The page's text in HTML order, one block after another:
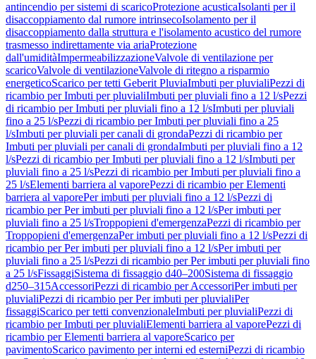
antincendio per sistemi di scaricoProtezione acusticaIsolanti per il
disaccoppiamento dal rumore intrinsecoIsolamento per il
disaccoppiamento dalla struttura e l'isolamento acustico del rumore
trasmesso indirettamente via ariaProtezione
dall'umiditàImpermeabilizzazioneValvole di ventilazione per
scaricoValvole di ventilazioneValvole di ritegno a risparmio
energeticoScarico per tetti Geberit PluviaImbuti per pluvialiPezzi di
ricambio per Imbuti per pluvialiImbuti per pluviali fino a 12 l/sPezzi
di ricambio per Imbuti per pluviali fino a 12 l/sImbuti per pluviali
fino a 25 l/sPezzi di ricambio per Imbuti per pluviali fino a 25
l/sImbuti per pluviali per canali di grondaPezzi di ricambio per
Imbuti per pluviali per canali di grondaImbuti per pluviali fino a 12
l/sPezzi di ricambio per Imbuti per pluviali fino a 12 l/sImbuti per
pluviali fino a 25 l/sPezzi di ricambio per Imbuti per pluviali fino a
25 l/sElementi barriera al vaporePezzi di ricambio per Elementi
barriera al vaporePer imbuti per pluviali fino a 12 l/sPezzi di
ricambio per Per imbuti per pluviali fino a 12 l/sPer imbuti per
pluviali fino a 25 l/sTroppopieni d'emergenzaPezzi di ricambio per
Troppopieni d'emergenzaPer imbuti per pluviali fino a 12 l/sPezzi di
ricambio per Per imbuti per pluviali fino a 12 l/sPer imbuti per
pluviali fino a 25 l/sPezzi di ricambio per Per imbuti per pluviali fino
a 25 l/sFissaggiSistema di fissaggio d40–200Sistema di fissaggio
d250–315AccessoriPezzi di ricambio per AccessoriPer imbuti per
pluvialiPezzi di ricambio per Per imbuti per pluvialiPer
fissaggiScarico per tetti convenzionaleImbuti per pluvialiPezzi di
ricambio per Imbuti per pluvialiElementi barriera al vaporePezzi di
ricambio per Elementi barriera al vaporeScarico per
pavimentoScarico pavimento per interni ed esterniPezzi di ricambio